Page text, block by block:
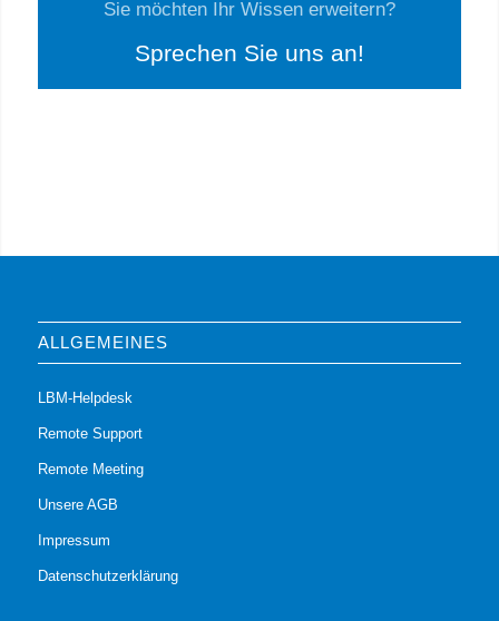
Sie möchten Ihr Wissen erweitern?
Sprechen Sie uns an!
ALLGEMEINES
LBM-Helpdesk
Remote Support
Remote Meeting
Unsere AGB
Impressum
Datenschutzerklärung